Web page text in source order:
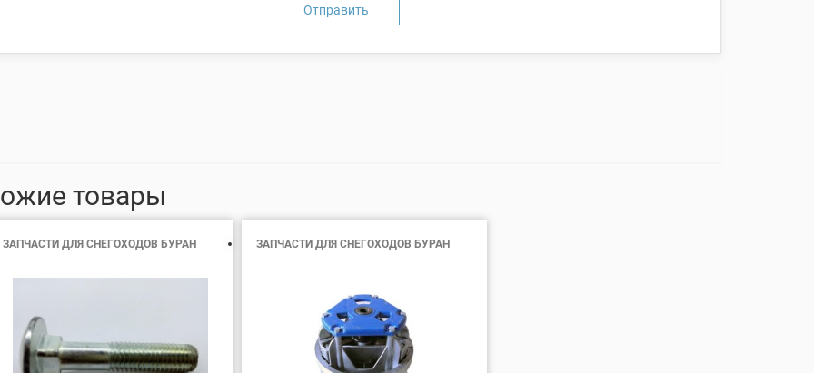
товары
ЗАПЧАСТИ ДЛЯ СНЕГОХОДОВ БУРАН ЗАПЧАСТИ ДЛЯ СНЕГОХОДОВ БУРАН